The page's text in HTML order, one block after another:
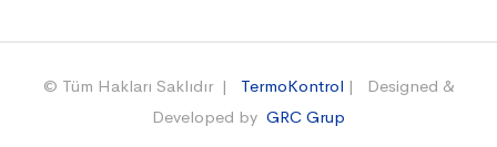
© Tüm Hakları Saklıdır | TermoKontrol | Designed &
Developed by GRC Grup